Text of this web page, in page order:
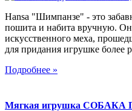
Hansa "Шимпанзе" - это
пошита и набита вручную.
искусственного меха,
для придания игрушке более
Подробнее »
Мягкая игрушка